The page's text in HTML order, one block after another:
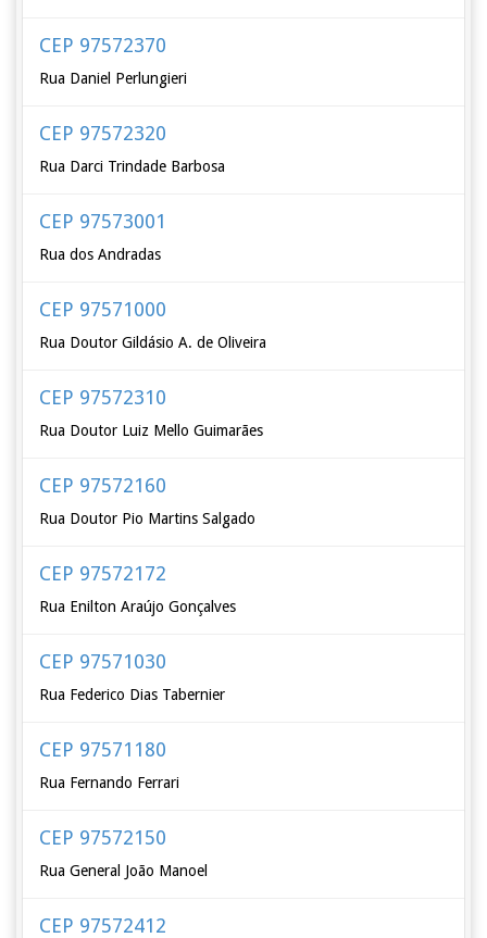
CEP 97572370
Rua Daniel Perlungieri
CEP 97572320
Rua Darci Trindade Barbosa
CEP 97573001
Rua dos Andradas
CEP 97571000
Rua Doutor Gildásio A. de Oliveira
CEP 97572310
Rua Doutor Luiz Mello Guimarães
CEP 97572160
Rua Doutor Pio Martins Salgado
CEP 97572172
Rua Enilton Araújo Gonçalves
CEP 97571030
Rua Federico Dias Tabernier
CEP 97571180
Rua Fernando Ferrari
CEP 97572150
Rua General João Manoel
CEP 97572412